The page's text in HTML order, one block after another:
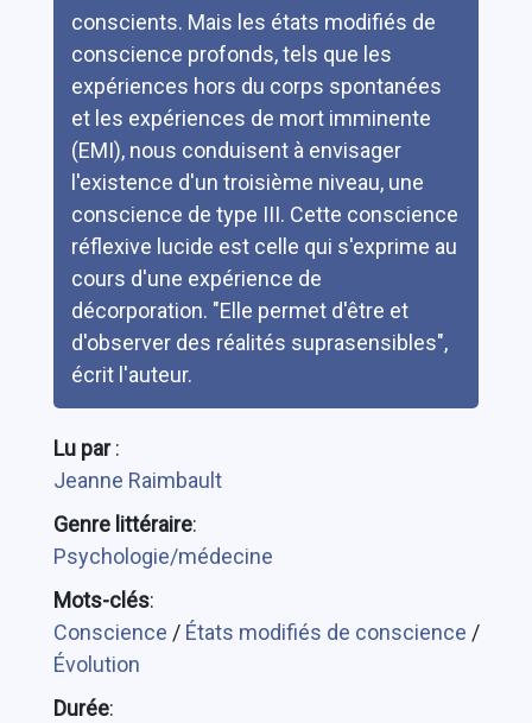
conscients. Mais les états modifiés de
conscience profonds, tels que les
expériences hors du corps spontanées
et les expériences de mort imminente
(EMI), nous conduisent à envisager
l'existence d'un troisième niveau, une
conscience de type III. Cette conscience
réflexive lucide est celle qui s'exprime au
cours d'une expérience de
décorporation. "Elle permet d'être et
d'observer des réalités suprasensibles",
écrit l'auteur.
Lu par:
Jeanne Raimbault
Genre littéraire:
Psychologie/médecine
Mots-clés:
Conscience / États modifiés de conscience /
Évolution
Durée: